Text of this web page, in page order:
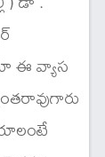
ఈ వ్యాస